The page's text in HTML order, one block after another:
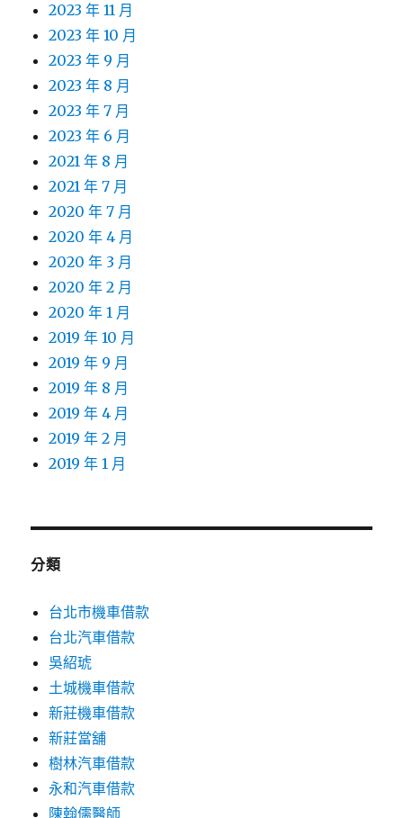
2023 年 11 月
2023 年 10 月
2023 年 9 月
2023 年 8 月
2023 年 7 月
2023 年 6 月
2021 年 8 月
2021 年 7 月
2020 年 7 月
2020 年 4 月
2020 年 3 月
2020 年 2 月
2020 年 1 月
2019 年 10 月
2019 年 9 月
2019 年 8 月
2019 年 4 月
2019 年 2 月
2019 年 1 月
分類
台北市機車借款
台北汽車借款
吳紹琥
土城機車借款
新莊機車借款
新莊當舖
樹林汽車借款
永和汽車借款
陳翰儒醫師